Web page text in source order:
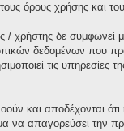
όρους χρήσης και
/ χρήστης δε συμφωνεί
δεδομένων που
τις υπηρεσίες
και αποδέχονται ότι
να απαγορεύσει την